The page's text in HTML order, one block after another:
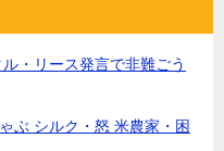
・リース発言で非難ごう
ぶ シルク・怒 米農家・困